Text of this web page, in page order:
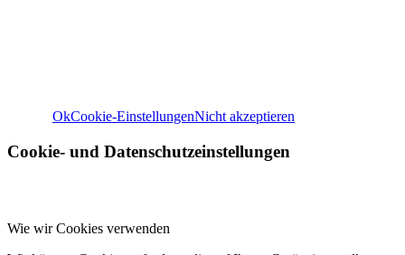
OkCookie-EinstellungenNicht akzeptieren
Cookie- und Datenschutzeinstellungen
Wie wir Cookies verwenden